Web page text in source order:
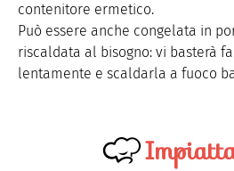
contenitore ermetico.
Può essere anche congelata in
riscaldata al bisogno: vi basterà
lentamente e scaldarla a fuoco